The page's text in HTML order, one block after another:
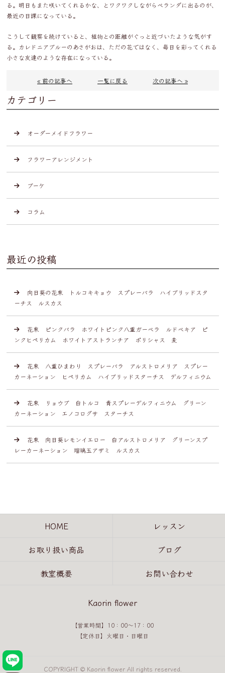
る。明日もまた咲いてくれるかな、とワクワクしながらベランダに出るのが、
最近の日課になっている。
こうして観察を続けていると、植物との距離がぐっと近づいたような気がす
る。カレドニアブルーのあさがおは、ただの花ではなく、毎日を彩ってくれる
小さな友達のような存在になっている。
« 前の記事へ 一覧に戻る 次の記事へ »
カテゴリー
オーダーメイドフラワー
フラワーアレンジメント
ブーケ
コラム
最近の投稿
向日葵の花束 トルコキキョウ スプレーバラ ハイブリッドスタ
ーチス ルスカス
花束 ピンクバラ ホワイトピンク八重ガーベラ ルドベキア ピ
ンクヒペリカム ホワイトアストランチア ポリシャス 麦
花束 八重ひまわり スプレーバラ アルストロメリア スプレー
カーネーション ヒペリカム ハイブリッドスターチス デルフィニウム
花束 リョウブ 白トルコ 青スプレーデルフィニウム グリーン
カーネーション エノコログサ スターチス
花束 向日葵レモンイエロー 白アルストロメリア グリーンスプ
レーカーネーション 瑠璃玉アザミ ルスカス
HOME
レッスン
お取り扱い商品
ブログ
教室概要
お問い合わせ
Kaorin flower
【営業時間】10：00～17：00
【定休日】火曜日・日曜日
COPYRIGHT © Kaorin flower All rights reserved.